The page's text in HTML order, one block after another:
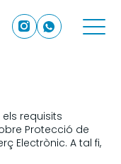
els requisits
Protecció de
Electrònic. A tal fi,